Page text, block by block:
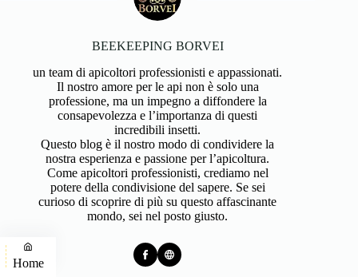
BEEKEEPING BORVEI
un team di apicoltori professionisti e appassionati.
Il nostro amore per le api non è solo una
professione, ma un impegno a diffondere la
consapevolezza e l’importanza di questi
incredibili insetti.
Questo blog è il nostro modo di condividere la
nostra esperienza e passione per l’apicoltura.
Come apicoltori professionisti, crediamo nel
potere della condivisione del sapere. Se sei
curioso di scoprire di più su questo affascinante
mondo, sei nel posto giusto.
Home